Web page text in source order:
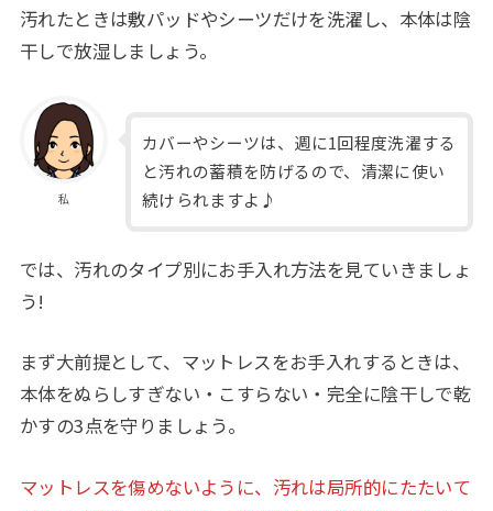
汚れたときは敷パッドやシーツだけを洗濯し、本体は陰
干しで放湿しましょう。
私
カバーやシーツは、週に1回程度洗濯する
と汚れの蓄積を防げるので、清潔に使い
続けられますよ♪
では、汚れのタイプ別にお手入れ方法を見ていきましょ
う!
まず大前提として、マットレスをお手入れするときは、
本体をぬらしすぎない・こすらない・完全に陰干しで乾
かすの3点を守りましょう。
マットレスを傷めないように、汚れは局所的にたたいて